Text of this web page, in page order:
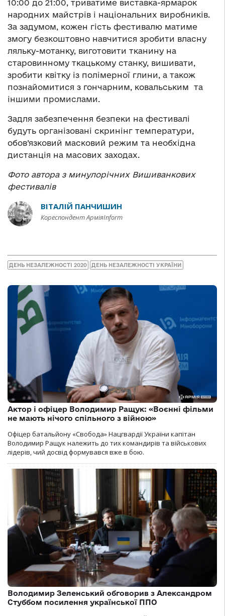
10:00 до 21:00, триватиме виставка-ярмарок
народних майстрів і національних виробників.
За задумом, кожен гість фестивалю матиме
змогу безкоштовно навчитися зробити власну
ляльку-мотанку, виготовити тканину на
старовинному ткацькому станку, вишивати,
зробити квітку із полімерної глини, а також
познайомитися з гончарним, ковальським та
іншими промислами.
Задля забезпечення безпеки на фестивалі
будуть організовані скринінг температури,
обов’язковий масковий режим та необхідна
дистанція на масових заходах.
Фото автора з минулорічних Вишиванкових
фестивалів
ВІТАЛІЙ ПАНЧИШИН
Кореспондент АрміяInform
ДЕНЬ НЕЗАЛЕЖНОСТІ 2020 ДЕНЬ НЕЗАЛЕЖНОСТІ УКРАЇНИ
Актор і офіцер Володимир Ращук: «Воєнні фільми
не мають нічого спільного з війною»
Офіцер батальйону «Свобода» Нацгвардії України капітан
Володимир Ращук належить до тих командирів та військових
лідерів, чий досвід формувався вже в бою.
Володимир Зеленський обговорив з Александром
Стуббом посилення української ППО